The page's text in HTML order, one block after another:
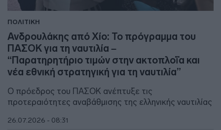
ΠΟΛΙΤΙΚΗ
Ανδρουλάκης από Χίο: Το πρόγραμμα του
ΠΑΣΟΚ για τη ναυτιλία –
“Παρατηρητήριο τιμών στην ακτοπλοΐα και
νέα εθνική στρατηγική για τη ναυτιλία”
Ο πρόεδρος του ΠΑΣΟΚ ανέπτυξε τις
προτεραιότητες αναβάθμισης της ελληνικής ναυτιλίας
26.07.2026 - 08:31